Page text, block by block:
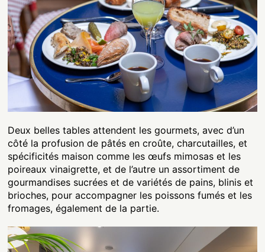
Deux belles tables attendent les gourmets, avec d’un
côté la profusion de pâtés en croûte, charcutailles, et
spécificités maison comme les œufs mimosas et les
poireaux vinaigrette, et de l’autre un assortiment de
gourmandises sucrées et de variétés de pains, blinis et
brioches, pour accompagner les poissons fumés et les
fromages, également de la partie.